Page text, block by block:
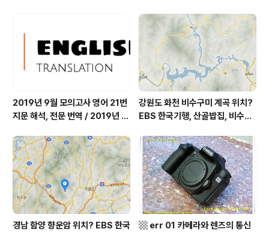
한 곳, 영양읍 상원리. KBS 인간극
장 임분노미 할머니
군 최기순 씨 캠핑장 펜션 어디? /
강원도 홍천군 가볼 만한 곳, (구)
까르돈, kbs 인간극장
2019년 9월 모의고사 영어 21번
지문 해석, 전문 번역 / 2019년 9
역, 평가원 2019년 고3 9월 영어
영역 외국어영역 전문 해석, Engli
sh to Korean translation
강원도 화천 비수구미 계곡 위치?
EBS 한국기행, 산골밥집, 비수구
부 화천군 비수구미 낙타민박 어
디? / 강원도 화천군 가볼 만한 곳
비수구미 마을, 파로호
경남 함양 향운암 위치? EBS 한국
▩ err 01 카메라와 렌즈의 통신